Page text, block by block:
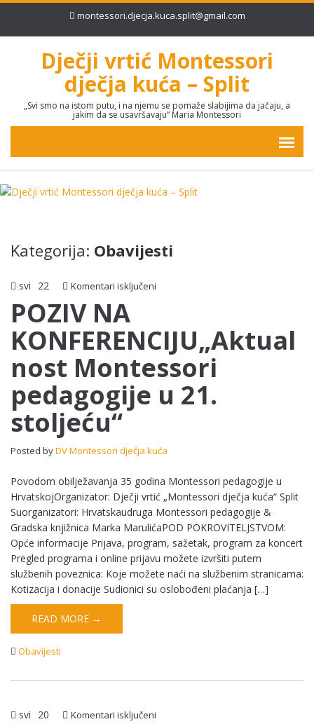
montessori.djecja.kuca.split@gmail.com
Dječji vrtić Montessori
dječja kuća – Split
„Svi smo na istom putu, i na njemu se pomaže slabijima da jačaju, a
jakim da se usavršavaju“ Maria Montessori
Kategorija: Obavijesti
svi 22 Komentari isključeni
KONFERENCIJU„Aktualnost
Montessori
pedagogije
u
21.
stoljeću“
POZIV NA
KONFERENCIJU„Aktual
nost Montessori
pedagogije u 21.
stoljeću“
Posted byDV Montessori dječja kuća
Povodom obilježavanja 35 godina Montessori pedagogije u
HrvatskojOrganizator: Dječji vrtić „Montessori dječja kuća“ Split
Suorganizatori: Hrvatskaudruga Montessori pedagogije &
Gradska knjižnica Marka MarulićaPOD POKROVITELJSTVOM:
Opće informacije Prijava, program, sažetak, program za koncert
Pregled programa i online prijavu možete izvršiti putem
službenih poveznica: Koje možete naći na službenim stranicama:
Kotizacija i donacije Sudionici su oslobođeni plaćanja […]
READ MORE →
Obavijesti
svi 20 Komentari isključeni